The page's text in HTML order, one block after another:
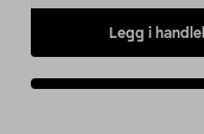
Legg i